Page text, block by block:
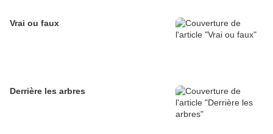
Vrai ou faux
Derrière les arbres